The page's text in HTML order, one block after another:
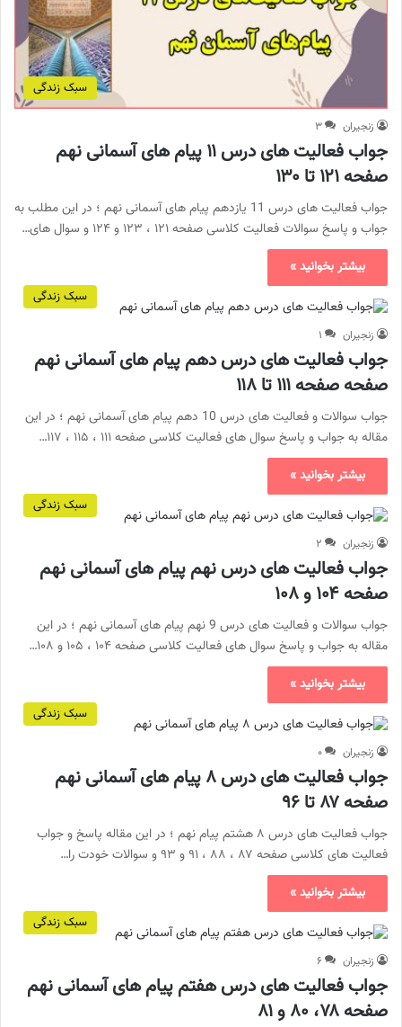
سبک زندگی
زنجیران ۳
جواب فعالیت های درس ۱۱ پیام های آسمانی نهم
صفحه ۱۲۱ تا ۱۳۰
جواب فعالیت های درس 11 یازدهم پیام های آسمانی نهم ؛ در این مطلب به
جواب و پاسخ سوالات فعالیت کلاسی صفحه ۱۲۱ ، ۱۲۳ و ۱۲۴ و سوال های…
بیشتر بخوانید »
سبک زندگی
زنجیران ۱
جواب فعالیت های درس دهم پیام های آسمانی نهم
صفحه صفحه ۱۱۱ تا ۱۱۸
جواب سوالات و فعالیت های درس 10 دهم پیام های آسمانی نهم ؛ در این
مقاله به جواب و پاسخ سوال های فعالیت کلاسی صفحه ۱۱۱ ، ۱۱۵ ، ۱۱۷…
بیشتر بخوانید »
سبک زندگی
زنجیران ۲
جواب فعالیت های درس نهم پیام های آسمانی نهم
صفحه ۱۰۴ و ۱۰۸
جواب سوالات و فعالیت های درس 9 نهم پیام های آسمانی نهم ؛ در این
مقاله به جواب و پاسخ سوال های فعالیت کلاسی صفحه ۱۰۴ ، ۱۰۵ و ۱۰۸…
بیشتر بخوانید »
سبک زندگی
زنجیران ۰
جواب فعالیت های درس ۸ پیام های آسمانی نهم
صفحه ۸۷ تا ۹۶
جواب فعالیت های درس ۸ هشتم پیام نهم ؛ در این مقاله پاسخ و جواب
فعالیت های کلاسی صفحه ۸۷ ، ۸۸ ، ۹۱ و ۹۳ و سوالات خودت را…
بیشتر بخوانید »
سبک زندگی
زنجیران ۶
جواب فعالیت های درس هفتم پیام های آسمانی نهم
صفحه ۷۸، ۸۰ و ۸۱